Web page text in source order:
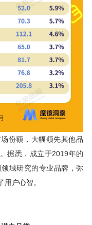
份额，大幅领先其他品
据悉，成立于2019年的
域研究的专业品牌，弥
户心智。